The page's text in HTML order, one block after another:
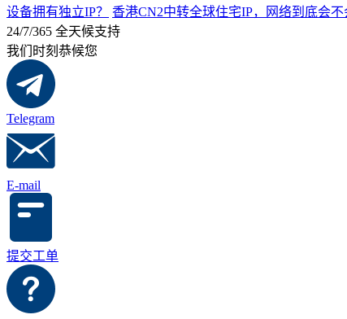
设备拥有独立IP？
香港CN2中转全球住宅IP，网络到底会
24/7/365 全天候支持
我们时刻恭候您
Telegram
E-mail
提交工单